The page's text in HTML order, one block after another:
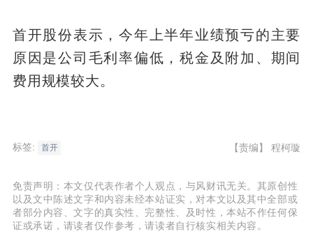
首开股份表示，今年上半年业绩预亏的主要
原因是公司毛利率偏低，税金及附加、期间
费用规模较大。
标签: 首开 【责编】 程柯璇
免责声明：本文仅代表作者个人观点，与风财讯无关。其原创性
以及文中陈述文字和内容未经本站证实，对本文以及其中全部或
者部分内容、文字的真实性、完整性、及时性，本站不作任何保
证或承诺，请读者仅作参考，请读者自行核实相关内容。